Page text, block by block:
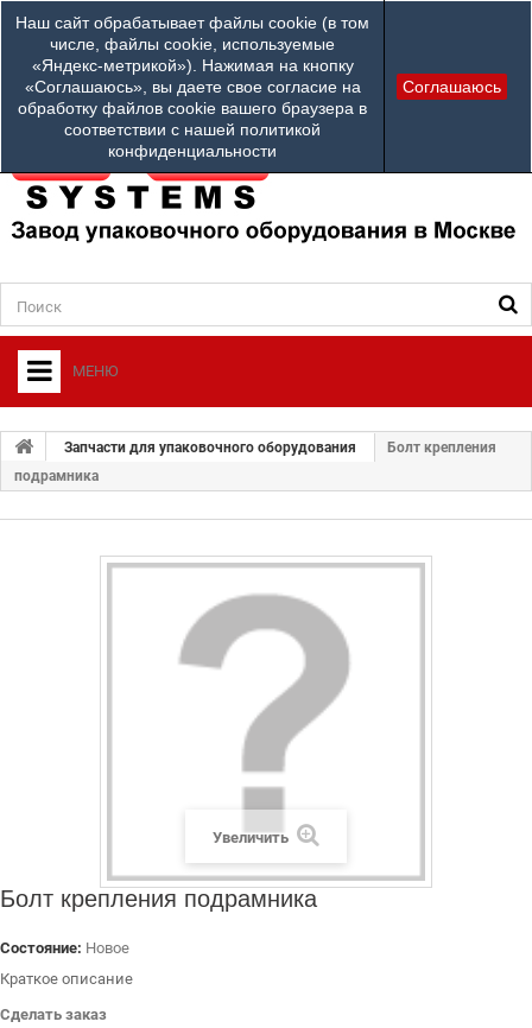
Наш сайт обрабатывает файлы cookie (в том
числе, файлы cookie, используемые
«Яндекс-метрикой»). Нажимая на кнопку
«Соглашаюсь», вы даете свое согласие на
обработку файлов cookie вашего браузера в
соответствии с нашей политикой
конфиденциальности
Соглашаюсь
Наши телефоны:
84952312100
Ваш город: Другой город
МЕНЮ
+
О ФИРМЕ
+
УПАКОВОЧНОЕ ОБОРУДОВАНИЕ
РАСХОДНЫЕ МАТЕРИАЛЫ
Запчасти для упаковочного оборудования
Болт крепления
подрамника
Увеличить
Болт крепления подрамника
Состояние: Новое
Краткое описание
Сделать заказ